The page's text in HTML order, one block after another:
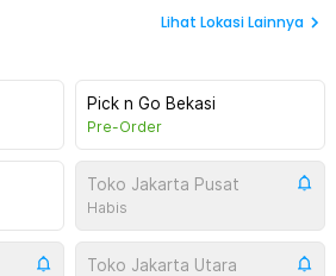
Lihat Lokasi Lainnya
Pick n Go Bekasi
Pre-Order
Toko Jakarta Pusat
Habis
Toko Jakarta Utara